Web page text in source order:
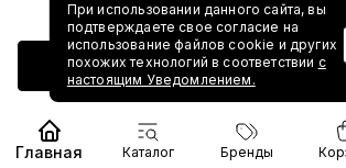
Добавить в корзину
При использовании данного сайта, вы
подтверждаете свое согласие на
использование файлов cookie и других
похожих технологий в соответствии с
настоящим Уведомлением.
Главная Каталог Бренды